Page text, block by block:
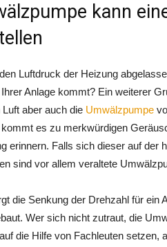
kann
Luftdruck der Heizung
Anlage kommt? Ein weiterer
aber auch die Umwälzpumpe
es zu merkwürdigen
erinnern. Falls sich dieser auf der
sind vor allem veraltete
die Senkung der Drehzahl für ein
Wer sich nicht zutraut, die
die Hilfe von Fachleuten setzen,